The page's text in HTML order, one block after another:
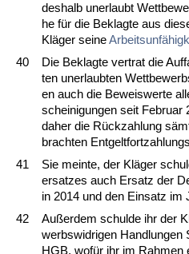
des­halb un­er­laubt
he für die Be­klag­te aus
Kläger sei­ne
40
Die Be­klag­te ver­trat die
ten un­er­laub­ten
en auch die Be­weis­wer­te
schei­ni­gun­gen seit Fe­bru­ar
da­her die Rück­zah­lung
brach­ten
41
Sie mein­te, der Kläger
er­sat­zes auch Er­satz der
in 2014 und den Ein­satz im
42
Außer­dem schul­de ihr der
werbs­wid­ri­gen Hand­lun­gen
HGB, wofür ihr im